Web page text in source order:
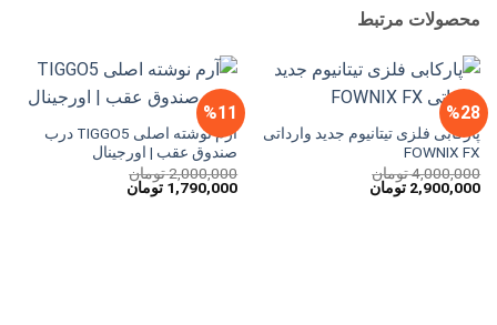
محصولات مرتبط
%28
پارکابی فلزی تیتانیوم جدید وارداتی
FOWNIX FX
4,000,000تومان
قیمت
اصلی
2,900,000 تومانقیمت
%11
آرم نوشته اصلی TIGGO5 درب
صندوق عقب | اورجینال
2,000,000تومان
قیمت
اصلی
1,790,000 تومانقیمت